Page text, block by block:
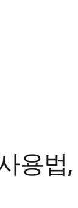
용법